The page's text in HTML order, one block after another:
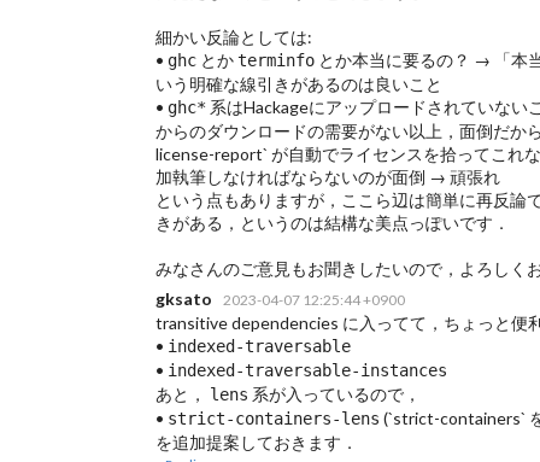
細かい反論としては:
• ghcとかterminfoとか本当に要るの？ → 「本
いう明確な線引きがあるのは良いこと
• ghc* 系はHackageにアップロードされていない
からのダウンロードの需要がない以上，面倒だか
license-report` が自動でライセンスを拾ってこれ
加執筆しなければならないのが面倒 → 頑張れ
という点もありますが，ここら辺は簡単に再反
きがある，というのは結構な美点っぽいです．
みなさんのご意見もお聞きしたいので，よろしく
gksato
2023-04-07 12:25:44 +0900
transitive dependencies に入ってて，ちょっと便
• indexed-traversable
• indexed-traversable-instances
あと， lens 系が入っているので，
• strict-containers-lens (`strict-containers`
を追加提案しておきます．